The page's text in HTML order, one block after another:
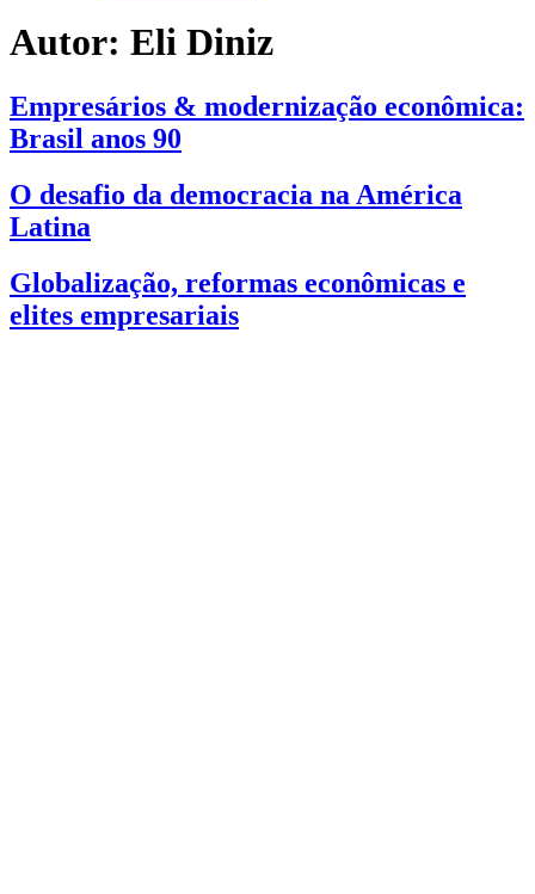
Autor: Eli Diniz
Empresários & modernização econômica:
Brasil anos 90
O desafio da democracia na América
Latina
Globalização, reformas econômicas e
elites empresariais